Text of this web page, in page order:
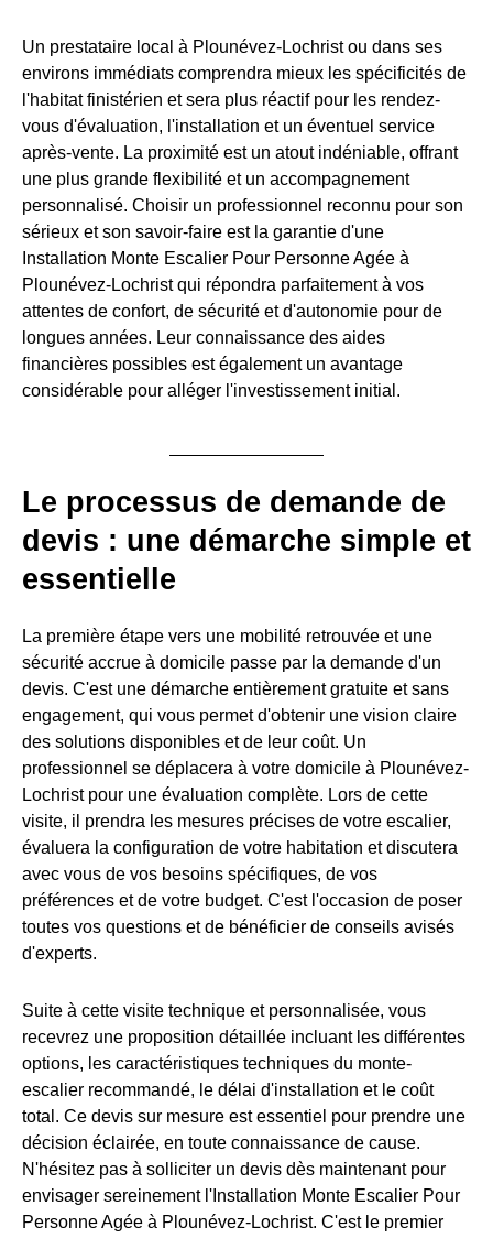
Un prestataire local à Plounévez-Lochrist ou dans ses
environs immédiats comprendra mieux les spécificités de
l'habitat finistérien et sera plus réactif pour les rendez-
vous d'évaluation, l'installation et un éventuel service
après-vente. La proximité est un atout indéniable, offrant
une plus grande flexibilité et un accompagnement
personnalisé. Choisir un professionnel reconnu pour son
sérieux et son savoir-faire est la garantie d'une
Installation Monte Escalier Pour Personne Agée à
Plounévez-Lochrist qui répondra parfaitement à vos
attentes de confort, de sécurité et d'autonomie pour de
longues années. Leur connaissance des aides
financières possibles est également un avantage
considérable pour alléger l'investissement initial.
Le processus de demande de
devis : une démarche simple et
essentielle
La première étape vers une mobilité retrouvée et une
sécurité accrue à domicile passe par la demande d'un
devis. C'est une démarche entièrement gratuite et sans
engagement, qui vous permet d'obtenir une vision claire
des solutions disponibles et de leur coût. Un
professionnel se déplacera à votre domicile à Plounévez-
Lochrist pour une évaluation complète. Lors de cette
visite, il prendra les mesures précises de votre escalier,
évaluera la configuration de votre habitation et discutera
avec vous de vos besoins spécifiques, de vos
préférences et de votre budget. C'est l'occasion de poser
toutes vos questions et de bénéficier de conseils avisés
d'experts.
Suite à cette visite technique et personnalisée, vous
recevrez une proposition détaillée incluant les différentes
options, les caractéristiques techniques du monte-
escalier recommandé, le délai d'installation et le coût
total. Ce devis sur mesure est essentiel pour prendre une
décision éclairée, en toute connaissance de cause.
N'hésitez pas à solliciter un devis dès maintenant pour
envisager sereinement l'Installation Monte Escalier Pour
Personne Agée à Plounévez-Lochrist. C'est le premier